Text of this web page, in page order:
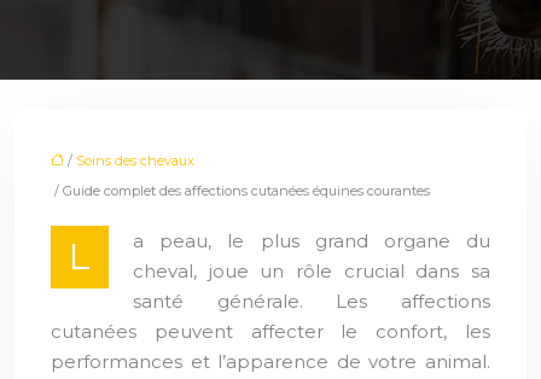
/ Soins des chevaux
/ Guide complet des affections cutanées équines courantes
L
a peau, le plus grand organe du
cheval, joue un rôle crucial dans sa
santé générale. Les affections
cutanées peuvent affecter le confort, les
performances et l’apparence de votre animal.